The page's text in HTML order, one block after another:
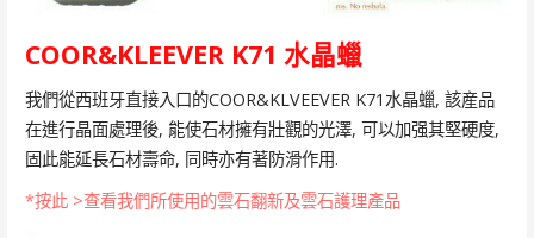
COOR&KLEEVER K71 水晶蠟
我們從西班牙直接入口的COOR&KLVEEVER K71水晶蠟, 該産品
在進行晶面處理後, 能使石材擁有壯觀的光澤, 可以加强其堅硬度,
固此能延長石材壽命, 同時亦有著防滑作用.
*按此 >查看我們所使用的雲石翻新及雲石護理產品